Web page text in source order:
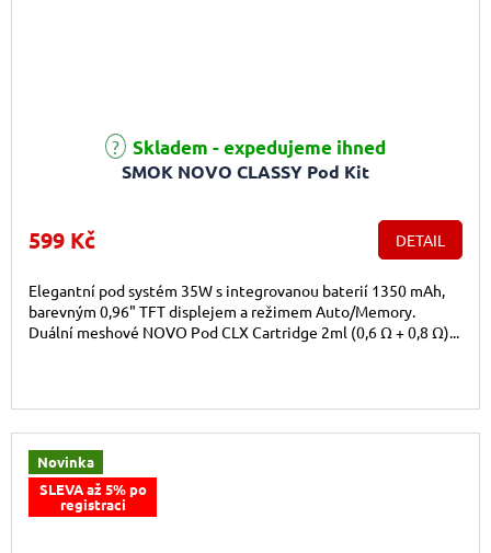
SMOK NOVO CLASSY Pod Kit
Skladem - expedujeme ihned
599 Kč DETAIL
Elegantní pod systém 35W s integrovanou baterií 1350 mAh,
barevným 0,96" TFT displejem a režimem Auto/Memory.
Duální meshové NOVO Pod CLX Cartridge 2ml (0,6 Ω + 0,8 Ω)...
Novinka
SLEVA až 5% po
registraci